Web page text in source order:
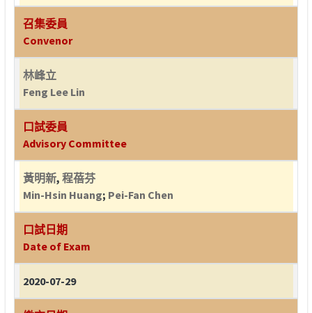
召集委員
Convenor
林峰立
Feng Lee Lin
口試委員
Advisory Committee
黃明新, 程蓓芬
Min-Hsin Huang; Pei-Fan Chen
口試日期
Date of Exam
2020-07-29